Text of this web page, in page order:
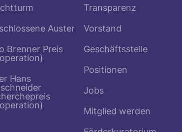
Auster
Brenner Preis
Hans
Transparenz
Vorstand
Geschäftsstelle
Positionen
Jobs
Mitglied werden